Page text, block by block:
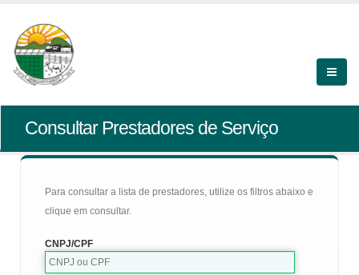
Consultar Prestadores de Serviço
Para consultar a lista de prestadores, utilize os filtros abaixo e
clique em consultar.
CNPJ/CPF